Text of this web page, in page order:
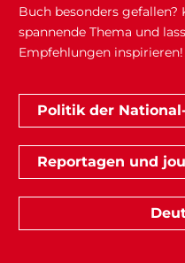
Buch besonders gefallen?
spannende Thema und
Empfehlungen inspirieren!
Politik der
Reportagen und